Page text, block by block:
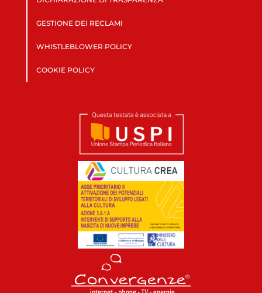
GESTIONE DEI RECLAMI
WHISTLEBLOWER POLICY
COOKIE POLICY